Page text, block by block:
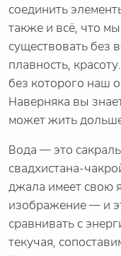
соединить
также и всё, что
существовать без
плавность,
без которого наш
Наверняка вы
может жить
Вода — это
свадхистана-
джала имеет свою
изображение — и
сравнивать с
текучая,